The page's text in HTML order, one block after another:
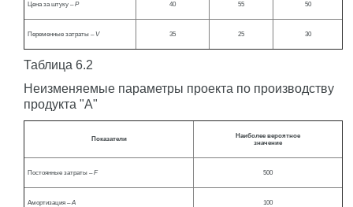
Цена за штуку –P 40 55 50
Переменные затраты –V 35 25 30
Таблица 6.2
Неизменяемые параметры проекта по производству
продукта "А"
Показатели
Наиболее вероятное
значение
Постоянные затраты –F 500
Амортизация –A 100